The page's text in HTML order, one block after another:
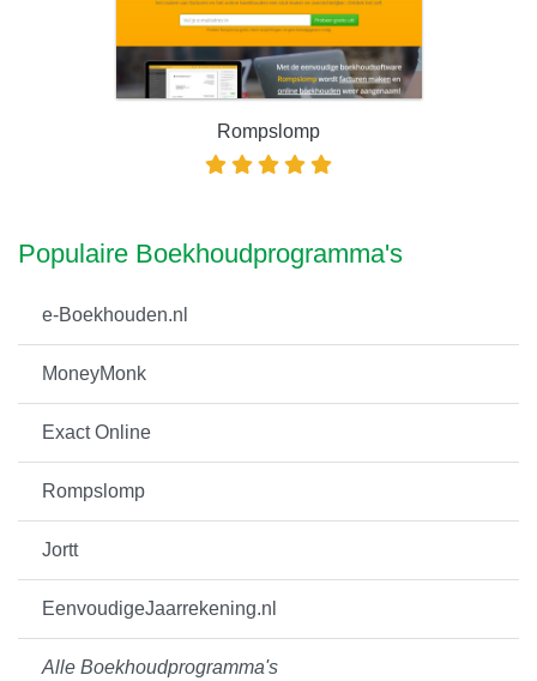
Rompslomp
Populaire Boekhoudprogramma's
e-Boekhouden.nl
MoneyMonk
Exact Online
Rompslomp
Jortt
EenvoudigeJaarrekening.nl
Alle Boekhoudprogramma's